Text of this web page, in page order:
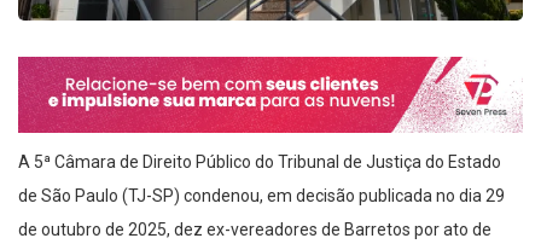
A 5ª Câmara de Direito Público do Tribunal de Justiça do Estado
de São Paulo (TJ-SP) condenou, em decisão publicada no dia 29
de outubro de 2025, dez ex-vereadores de Barretos por ato de
improbidade administrativa decorrente do uso de recursos